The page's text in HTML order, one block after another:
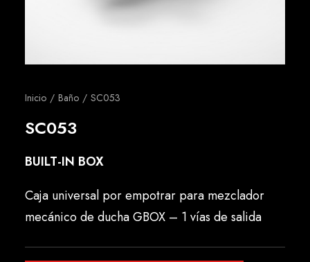
Inicio Baño SC053
SC053
BUILT-IN BOX
Caja universal por empotrar para mezclador
mecánico de ducha GBOX – 1 vías de salida